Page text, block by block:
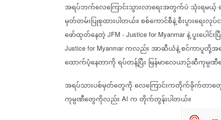
အရပ်ဘက်လေကြောင်းသွားလာရေးအတွက်ပဲ သုံးရမယ့်
မှတ်တမ်းပြုစုထားပါတယ်။စစ်ကောင်စီနဲ့စီးပွားရေး
ဖော်ထုတ်နေတဲ့ JFM - Justice for Myanmarနဲ့ပူးပေါင်းပ
Justice for Myanmarကလည်းအာဆီယံနဲ့စင်ကာပူတို့အ
ထောက်ပံ့နေတာကိုရပ်တန့်ပြီး မြန်မာလေယာဉ်ဆီကုမ္ပ
အရပ်သားပစ်မှတ်တွေကိုလေကြောင်းကတိုက်ခိုက်တာတွ
ကုမ္ပဏီတွေကိုလည်း AI ကတိုက်တွန်းပါတယ်။